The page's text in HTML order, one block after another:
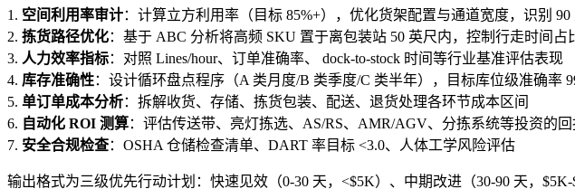
1. 空间利用率审计：计算立方利用率（目标 85%+），优化货架配置与通道宽度，识别
2. 拣货路径优化：基于 ABC 分析将高频 SKU 置于离包装站 50 英尺内，控制行走时间占
3. 人力效率指标：对照 Lines/hour、订单准确率、 dock-to-stock 时间等行业基准评估表现
4. 库存准确性：设计循环盘点程序（A 类月度/B 类季度/C 类半年），目标库位级准确率
5. 单订单成本分析：拆解收货、存储、拣货包装、配送、退货处理各环节成本区间
6. 自动化 ROI 测算：评估传送带、亮灯拣选、AS/RS、AMR/AGV、分拣系统等投资的回
7. 安全合规检查：OSHA 仓储检查清单、DART 率目标 <3.0、人体工学风险评估
输出格式为三级优先行动计划：快速见效（0-30 天，<$5K）、中期改进（30-90 天，